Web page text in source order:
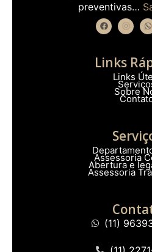
preventivas…
Links
Links
Sobre
Assessoria
Abertura e
Assessoria
(11)